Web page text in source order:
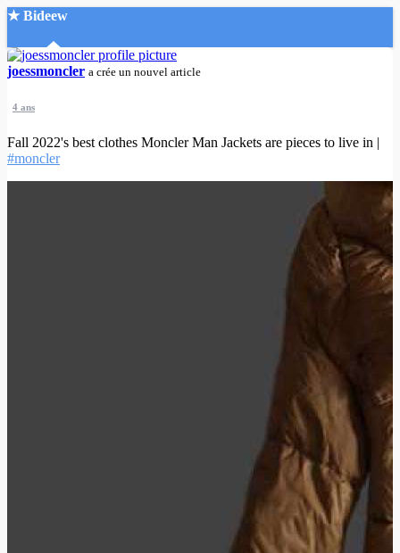
★ Bideew
Accueil
joessmoncler a crée un nouvel article
4 ans
Fall 2022's best clothes Moncler Man Jackets are pieces to live in |
#moncler